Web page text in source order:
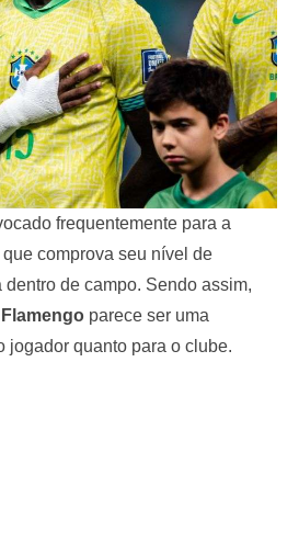
frequentemente para a
que comprova seu nível de
de campo. Sendo assim,
Flamengo parece ser uma
jogador quanto para o clube.